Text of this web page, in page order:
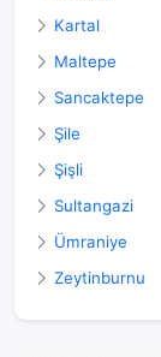
Kartal
Maltepe
Sancaktepe
Şile
Şişli
Sultangazi
Ümraniye
Zeytinburnu